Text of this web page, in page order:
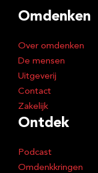
Omdenken
Over omdenken
De mensen
Uitgeverij
Contact
Zakelijk
Ontdek
Podcast
Omdenkkringen